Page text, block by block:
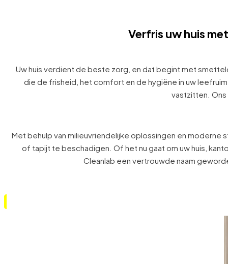
Verfris uw huis
die de frisheid, het comfort en de hygiëne in uw